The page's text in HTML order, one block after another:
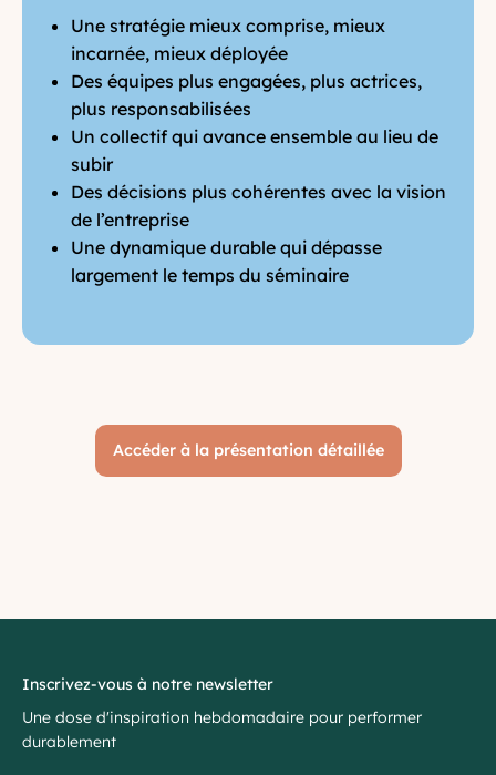
Une stratégie mieux comprise, mieux
incarnée, mieux déployée
Des équipes plus engagées, plus actrices,
plus responsabilisées
Un collectif qui avance ensemble au lieu de
subir
Des décisions plus cohérentes avec la vision
de l’entreprise
Une dynamique durable qui dépasse
largement le temps du séminaire
Accéder à la présentation détaillée
Inscrivez-vous à notre newsletter
Une dose d'inspiration hebdomadaire pour performer
durablement